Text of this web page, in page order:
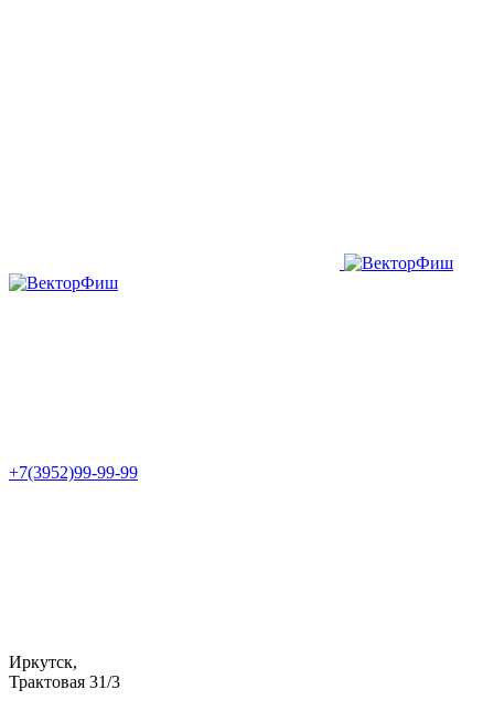
+7(3952)99-99-99
Иркутск,
Трактовая 31/3